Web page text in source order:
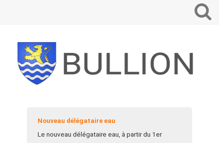
Que
voulez-
Nouveau délégataire eau
Le nouveau délégataire eau, à partir du 1er